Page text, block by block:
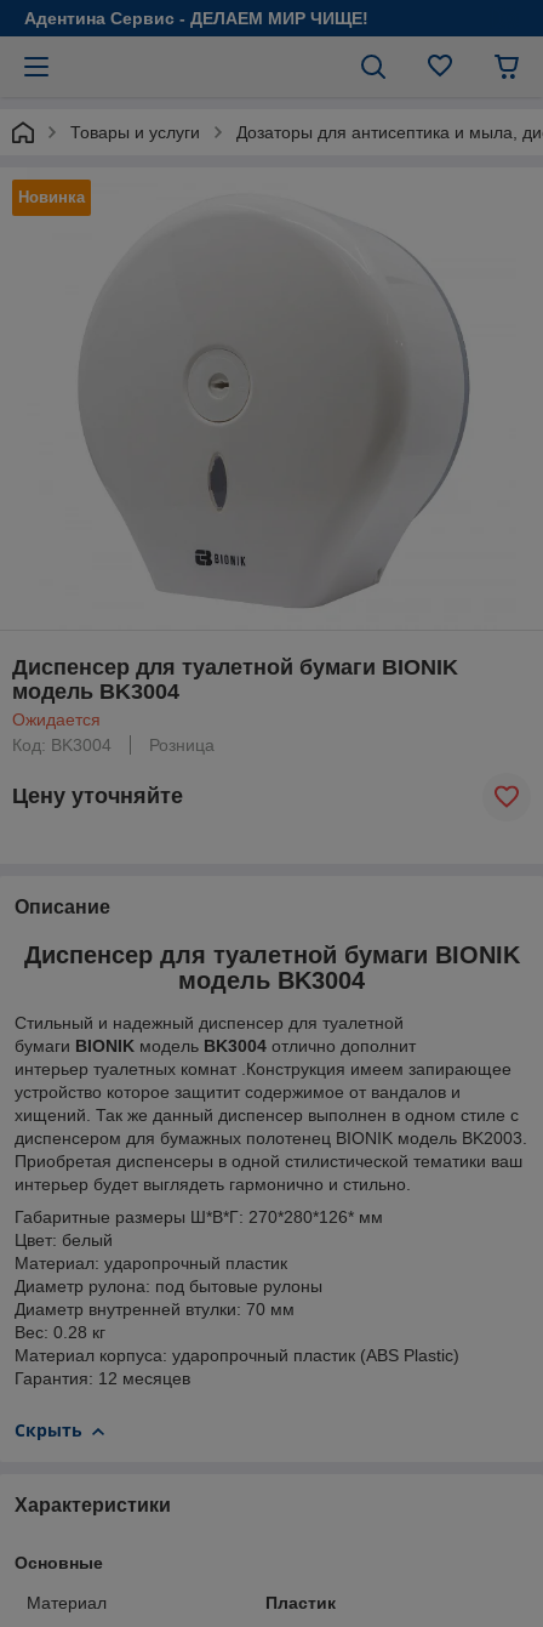
Адентина Сервис - ДЕЛАЕМ МИР ЧИЩЕ!
Товары и услуги Дозаторы для антисептика и мыла,
Новинка
Диспенсер для туалетной бумаги BIONIK
модель BK3004
Ожидается
Код: BK3004
Розница
Цену уточняйте
Описание
Диспенсер для туалетной бумаги BIONIK
модель BK3004
Стильный и надежный диспенсер для туалетной
бумаги BIONIK модель BK3004 отлично дополнит
интерьер туалетных комнат .Конструкция имеем запирающее
устройство которое защитит содержимое от вандалов и
хищений. Так же данный диспенсер выполнен в одном стиле с
диспенсером для бумажных полотенец BIONIK модель BK2003.
Приобретая диспенсеры в одной стилистической тематики ваш
интерьер будет выглядеть гармонично и стильно.
Габаритные размеры Ш*B*Г: 270*280*126* мм
Цвет: белый
Материал: ударопрочный пластик
Диаметр рулона: под бытовые рулоны
Диаметр внутренней втулки: 70 мм
Вес: 0.28 кг
Материал корпуса: ударопрочный пластик (ABS Plastic)
Гарантия: 12 месяцев
Скрыть
Характеристики
Основные
Материал
Пластик